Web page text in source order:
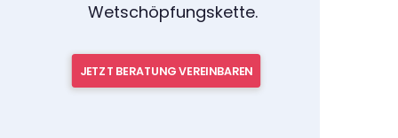
Wetschöpfungskette.
JETZT BERATUNG VEREINBAREN